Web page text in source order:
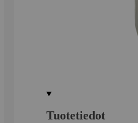
Tuotetiedot